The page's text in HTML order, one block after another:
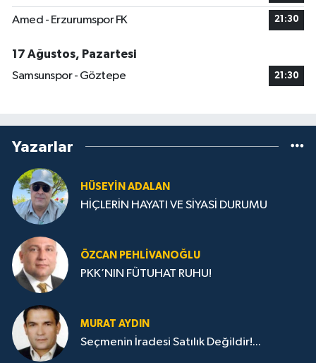
Amed - Erzurumspor FK 21:30
17 Ağustos, Pazartesi
Samsunspor - Göztepe
21:30
Yazarlar
HÜSEYIN ADALAN
HİÇLERİN HAYATI VE SİYASİ DURUMU
ÖZCAN PEHLIVANOĞLU
PKK’NIN FÜTUHAT RUHU!
MURAT AYDIN
Seçmenin İradesi Satılık Değildir!...